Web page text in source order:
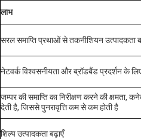
लाभ
सरल समाप्ति प्रथाओं से तकनीशियन उत्पादकता
नेटवर्क विश्वसनीयता और ब्रॉडबैंड प्रदर्शन के
जम्पर की समाप्ति का निरीक्षण करने की क्षमता,
देती है, जिससे पुनरावृत्ति कम से कम होती है
शिल्प उत्पादकता बढ़ाएँ